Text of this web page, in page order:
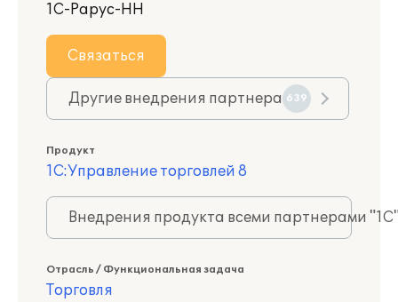
1С-Рарус-НН
Связаться
Другие внедрения партнера 639
Продукт
1С:Управление торговлей 8
Внедрения продукта всеми партнерами
Отрасль / Функциональная задача
Торговля